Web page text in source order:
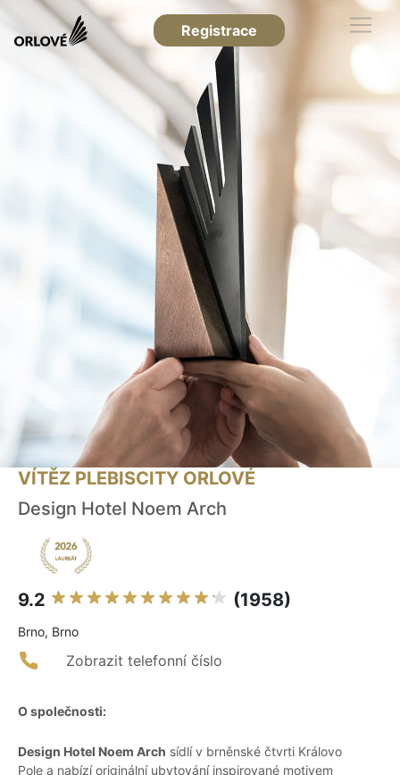
Registrace
VÍTĚZ PLEBISCITY ORLOVÉ
Design Hotel Noem Arch
9.2 (1958)
Brno, Brno
Zobrazit telefonní číslo
O společnosti:
Design Hotel Noem Arch sídlí v brněnské čtvrti Královo
Pole a nabízí originální ubytování inspirované motivem